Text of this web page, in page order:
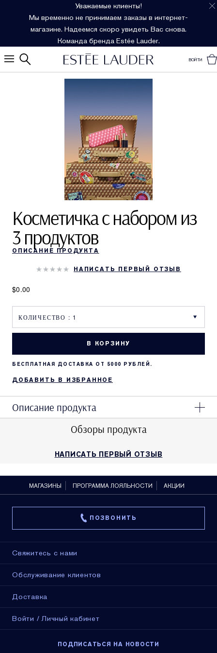
Уважаемые клиенты!
Мы временно не принимаем заказы в интернет-
магазине. Надеемся скоро увидеть Вас снова.
Команда бренда Estée Lauder.
ВОЙТИ
Косметичка с набором из
3 продуктов
ОПИСАНИЕ ПРОДУКТА
НАПИСАТЬ ПЕРВЫЙ ОТЗЫВ
$0.00
В КОРЗИНУ
БЕСПЛАТНАЯ ДОСТАВКА ОТ 5000 РУБЛЕЙ.
ДОБАВИТЬ В ИЗБРАННОЕ
Описание продукта
Обзоры продукта
НАПИСАТЬ ПЕРВЫЙ ОТЗЫВ
МАГАЗИНЫ ПРОГРАММА ЛОЯЛЬНОСТИ АКЦИИ
ПОЗВОНИТЬ
Свяжитесь с нами
Обслуживание клиентов
Доставка
Войти / Личный кабинет
ПОДПИСАТЬСЯ НА НОВОСТИ